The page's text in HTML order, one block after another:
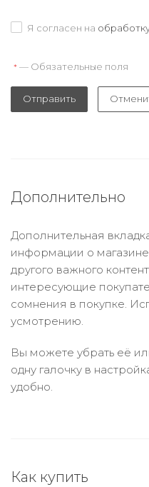
Я согласен на
* — Обязательные поля
Отправить
Дополнительно
Дополнительная
информации о
другого важного
интересующие
сомнения в покупке.
усмотрению.
Вы можете убрать её
одну галочку в
удобно.
Как купить